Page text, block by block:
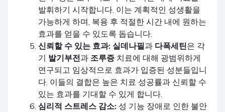
발휘하기 시작합니다. 이는 계획적인 성생활을
가능하게 하며, 복용 후 적절한 시간 내에 원하는
효과를 얻을 수 있도록 돕습니다.
신뢰할 수 있는 효과: 실데나필과 다폭세틴은 각
기 발기부전과 조루증 치료에 대해 광범위하게
연구되고 임상적으로 효과가 입증된 성분들입니
다. 이들의 결합은 높은 치료 성공률과 신뢰할 수
있는 효과를 기대할 수 있게 합니다.
심리적 스트레스 감소: 성 기능 장애로 인한 불안